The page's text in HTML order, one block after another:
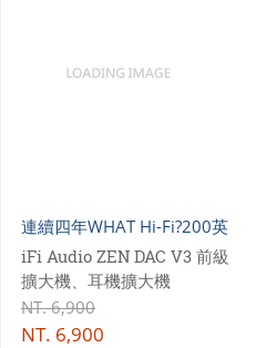
連續四年WHAT Hi-Fi?200英
鎊以下最佳DAC
iFi Audio ZEN DAC V3 前級
擴大機、耳機擴大機
NT.6,900
NT. 6,900